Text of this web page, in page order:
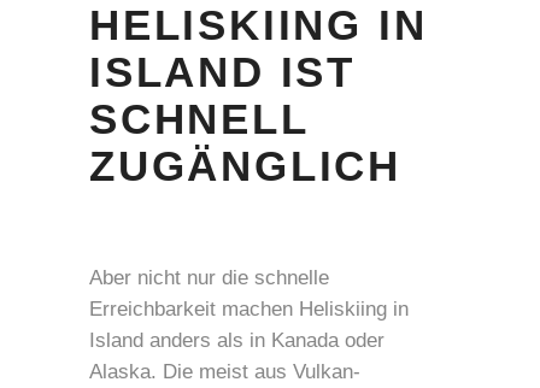
HELISKIING IN
ISLAND IST
SCHNELL
ZUGÄNGLICH
Aber nicht nur die schnelle
Erreichbarkeit machen Heliskiing in
Island anders als in Kanada oder
Alaska. Die meist aus Vulkan-